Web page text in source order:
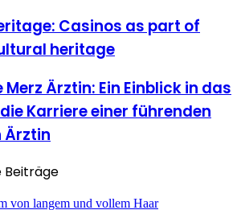
Casinos as part of
heritage
Ärztin: Ein Einblick in das
Karriere einer führenden
Ärztin
Beiträge